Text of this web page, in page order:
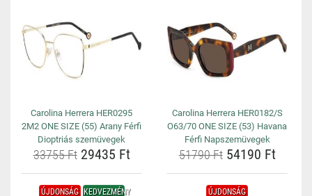
Carolina Herrera HER0295
2M2 ONE SIZE (55) Arany Férfi
Dioptriás szemüvegek
33755 Ft29435 Ft
Carolina Herrera HER0182/S
O63/70 ONE SIZE (53) Havana
Férfi Napszemüvegek
51790 Ft54190 Ft
ÚJDONSÁG KEDVEZMÉNY ÚJDONSÁG